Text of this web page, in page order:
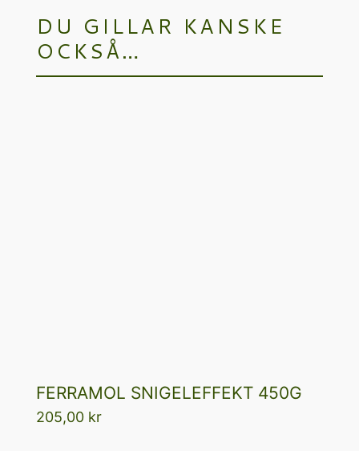
DU GILLAR KANSKE
OCKSÅ…
FERRAMOL SNIGELEFFEKT 450G
205,00 kr